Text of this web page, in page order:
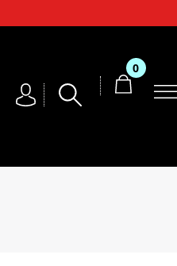
0